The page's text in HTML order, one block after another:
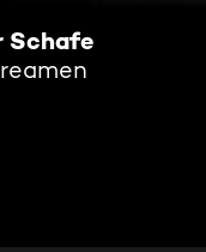
Schafe